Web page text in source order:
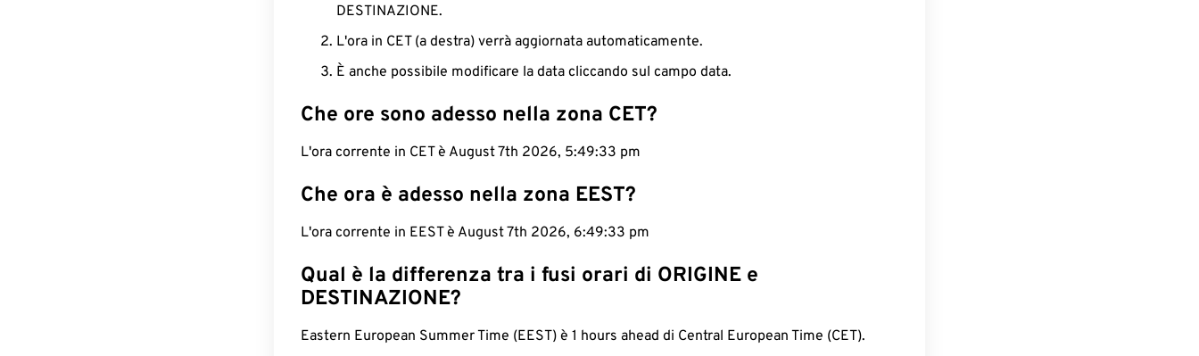
DESTINAZIONE.
L'ora in CET (a destra) verrà aggiornata automaticamente.
È anche possibile modificare la data cliccando sul campo data.
Che ore sono adesso nella zona CET?
L'ora corrente in CET è August 7th 2026, 5:49:34 pm
Che ora è adesso nella zona EEST?
L'ora corrente in EEST è August 7th 2026, 6:49:34 pm
Qual è la differenza tra i fusi orari di ORIGINE e
DESTINAZIONE?
Eastern European Summer Time (EEST) è 1 hours ahead di Central European Time (CET).